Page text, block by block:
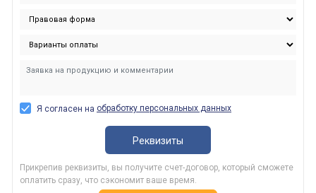
Я согласен на обработку персональных данных
Реквизиты
Прикрепив реквизиты, вы получите счет-договор, который сможете
оплатить сразу, что сэкономит ваше время.